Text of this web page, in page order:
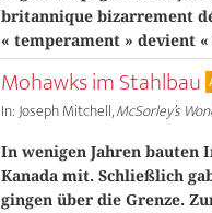
britannique bizarrement
« temperament » devient
Mohawks im Stahlbau
In: Joseph Mitchell,McSorley’s
In wenigen Jahren
Kanada mit. Schließlich
gingen über die Grenze.